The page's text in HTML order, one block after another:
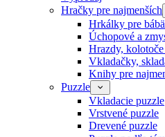
Hračky pre najmenších
Hrkálky pre
Úchopové a
Hrazdy,
Vkladačky,
Knihy pre
Puzzle
Vkladacie puzzle
Vrstvené puzzle
Drevené puzzle